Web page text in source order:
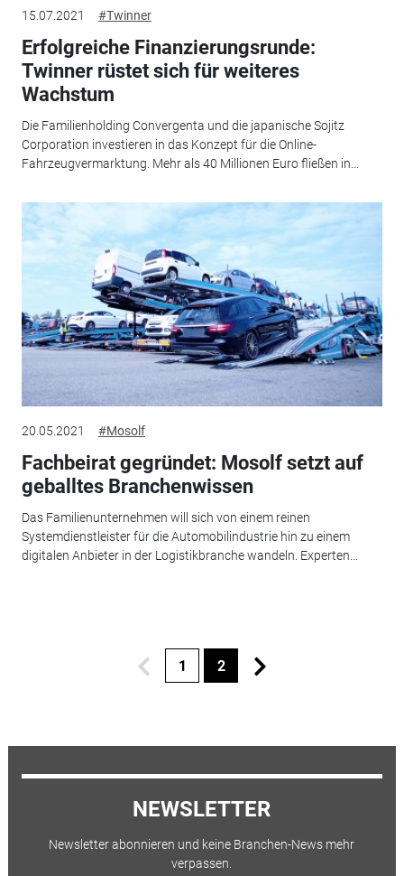
15.07.2021 #Twinner
Erfolgreiche Finanzierungsrunde:
Twinner rüstet sich für weiteres
Wachstum
Die Familienholding Convergenta und die japanische Sojitz
Corporation investieren in das Konzept für die Online-
Fahrzeugvermarktung. Mehr als 40 Millionen Euro fließen in...
20.05.2021 #Mosolf
Fachbeirat gegründet: Mosolf setzt auf
geballtes Branchenwissen
Das Familienunternehmen will sich von einem reinen
Systemdienstleister für die Automobilindustrie hin zu einem
digitalen Anbieter in der Logistikbranche wandeln. Experten...
1 2
NEWSLETTER
Newsletter abonnieren und keine Branchen-News mehr
verpassen.